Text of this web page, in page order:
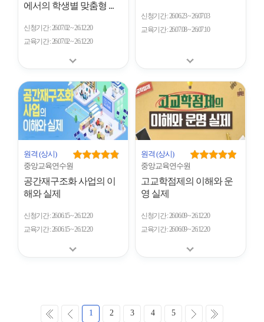
에서의 학생별 맞춤형 ...
신청기간 26.07.02 ~ 26.12.20
교육기간 26.07.02 ~ 26.12.20
신청기간 26.06.23 ~ 26.07.03
교육기간 26.07.08 ~ 26.07.10
원격 (상시)
중앙교육연수원
공간재구조화 사업의 이
해와 실제
신청기간 26.06.15 ~ 26.12.20
교육기간 26.06.15 ~ 26.12.20
원격 (상시)
중앙교육연수원
고교학점제의 이해와 운
영 실제
신청기간 26.06.09 ~ 26.12.20
교육기간 26.06.09 ~ 26.12.20
처 이 1 2 3 4 5 다 마